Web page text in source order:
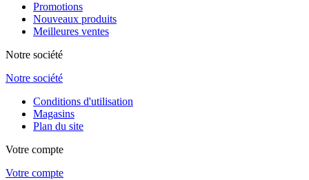
Promotions
Nouveaux produits
Meilleures ventes
Notre société
Notre société
Conditions d'utilisation
Magasins
Plan du site
Votre compte
Votre compte